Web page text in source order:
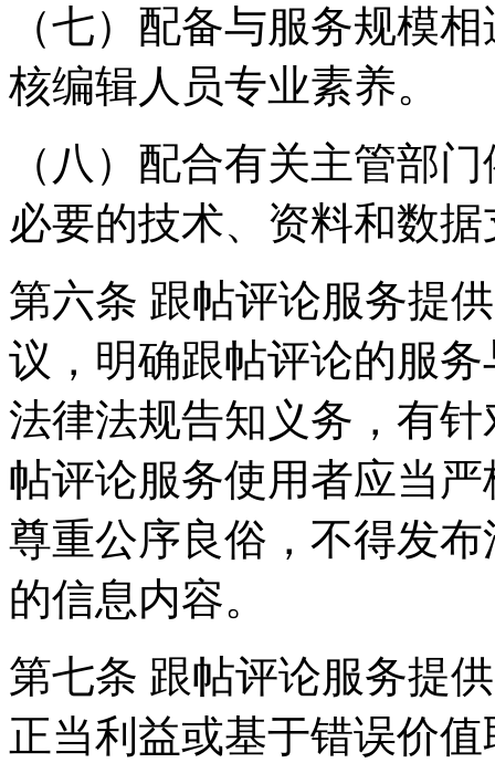
（七）配备与服务规模
核编辑人员专业素养。
（八）配合有关主管部
必要的技术、资料和数
第六条 跟帖评论服务提
议，明确跟帖评论的服
法律法规告知义务，有
帖评论服务使用者应当
尊重公序良俗，不得发
的信息内容。
第七条 跟帖评论服务提
正当利益或基于错误价